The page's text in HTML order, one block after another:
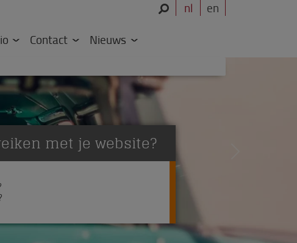
Contact Nieuws
nl en
de bomen het bos niet meer?
naar resultaten?